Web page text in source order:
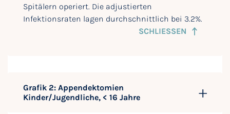
Spitälern operiert. Die adjustierten
Infektionsraten lagen durchschnittlich bei 3.2%.
SCHLIESSEN
Grafik 2: Appendektomien
Kinder/Jugendliche, < 16 Jahre